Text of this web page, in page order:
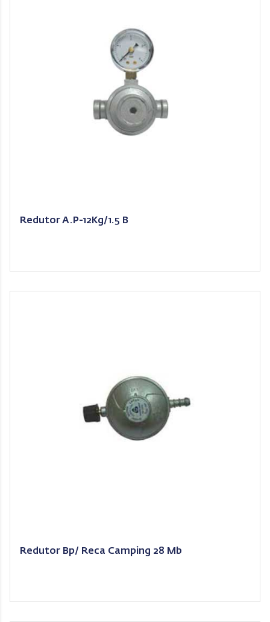
Redutor A.P-12Kg/1.5 B
Redutor Bp/ Reca Camping 28 Mb